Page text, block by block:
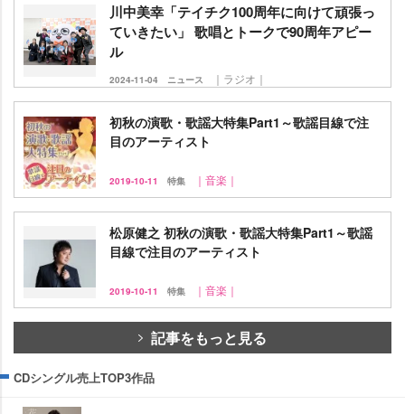
川中美幸「テイチク100周年に向けて頑張っ
ていきたい」 歌唱とトークで90周年アピー
ル
2024-11-04 ニュース ｜ラジオ｜
初秋の演歌・歌謡大特集Part1～歌謡目線で注
目のアーティスト
2019-10-11 特集 ｜音楽｜
松原健之 初秋の演歌・歌謡大特集Part1～歌謡
目線で注目のアーティスト
2019-10-11 特集 ｜音楽｜
記事をもっと見る
CDシングル売上TOP3作品